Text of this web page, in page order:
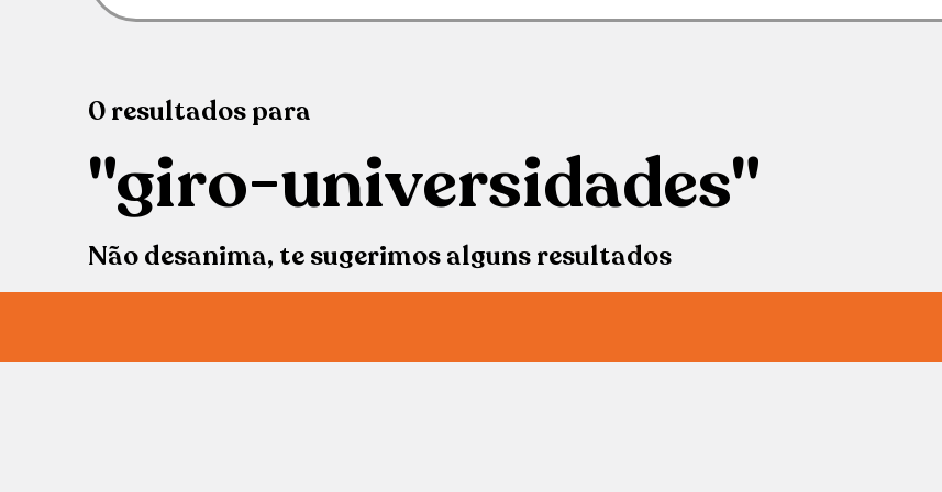
0resultadospara
"giro-universidades"
Não desanima, te sugerimos alguns resultados